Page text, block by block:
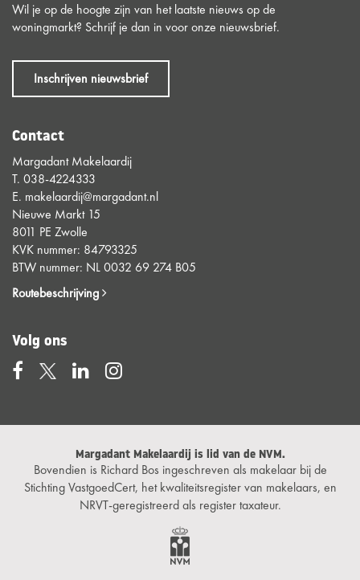
Wil je op de hoogte zijn van het laatste nieuws op de
woningmarkt? Schrijf je dan in voor onze nieuwsbrief.
Inschrijven nieuwsbrief
Contact
Margadant Makelaardij
T. 038-4224333
E. makelaardij@margadant.nl
Nieuwe Markt 15
8011 PE Zwolle
KVK nummer: 84793325
BTW nummer: NL 0032 69 274 B05
Routebeschrijving
Volg ons
Margadant Makelaardij is lid van de NVM.
Bovendien is Richard Bos ingeschreven als makelaar bij de
Stichting VastgoedCert, het kwaliteitsregister van makelaars, en
NRVT-geregistreerd als register taxateur.